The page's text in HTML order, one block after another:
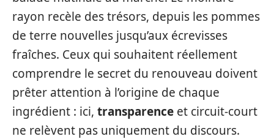
rayon recèle des trésors, depuis les pommes
de terre nouvelles jusqu’aux écrevisses
fraîches. Ceux qui souhaitent réellement
comprendre le secret du renouveau doivent
prêter attention à l’origine de chaque
ingrédient : ici, transparence et circuit-court
ne relèvent pas uniquement du discours.